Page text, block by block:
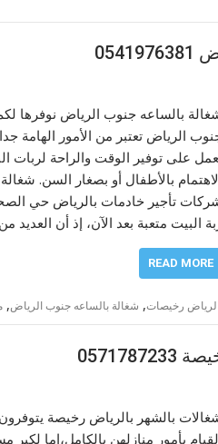
بالساعه جنوب الرياض نوفرها
الرياض تعتبر من الأمور الهامة
على توفير الوقت والراحة
بالأطفال أو بصغار السن.
تأجير خادمات بالرياض حي
البيت متعبة بعد الآن، إذ أن
READ MORE
رخيصات, شغالة بالساعه جنوب الرياض,
بالشهر بالرياض رخيصة يتوفرون
بأمور منازلهن بالكامل،إما